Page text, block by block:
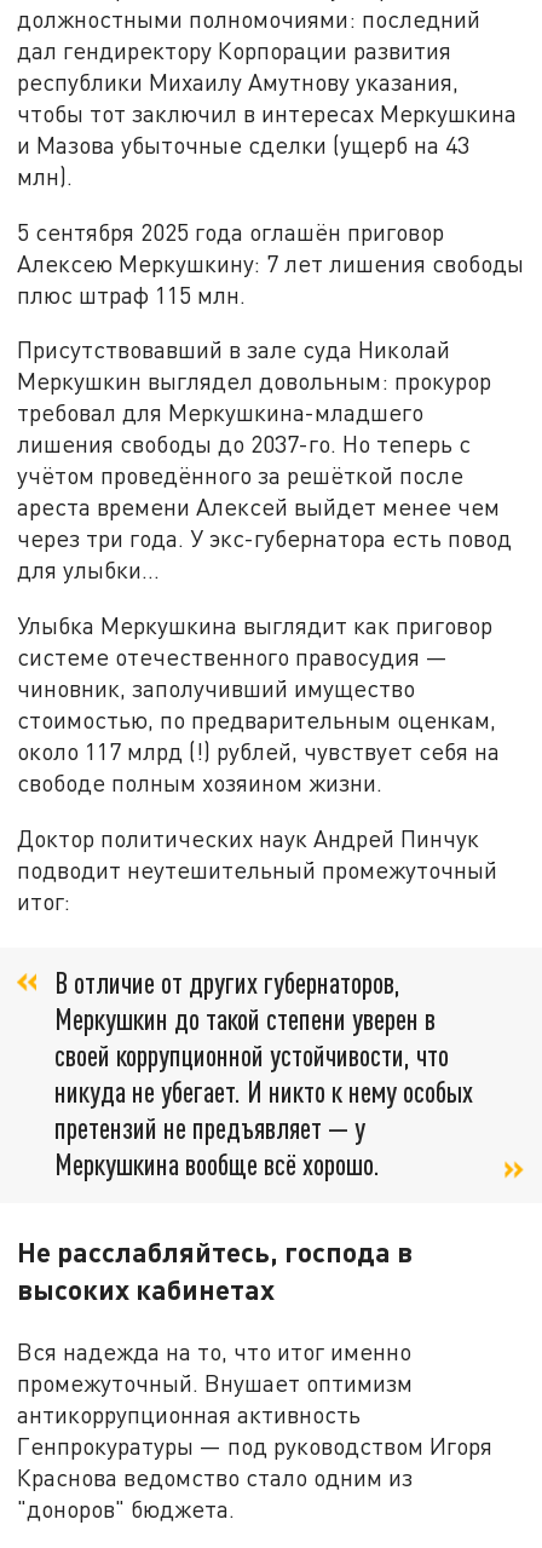
должностными полномочиями: последний
дал гендиректору Корпорации развития
республики Михаилу Амутнову указания,
чтобы тот заключил в интересах Меркушкина
и Мазова убыточные сделки (ущерб на 43
млн).
5 сентября 2025 года оглашён приговор
Алексею Меркушкину: 7 лет лишения свободы
плюс штраф 115 млн.
Присутствовавший в зале суда Николай
Меркушкин выглядел довольным: прокурор
требовал для Меркушкина-младшего
лишения свободы до 2037-го. Но теперь с
учётом проведённого за решёткой после
ареста времени Алексей выйдет менее чем
через три года. У экс-губернатора есть повод
для улыбки…
Улыбка Меркушкина выглядит как приговор
системе отечественного правосудия —
чиновник, заполучивший имущество
стоимостью, по предварительным оценкам,
около 117 млрд (!) рублей, чувствует себя на
свободе полным хозяином жизни.
Доктор политических наук Андрей Пинчук
подводит неутешительный промежуточный
итог:
В отличие от других губернаторов,
Меркушкин до такой степени уверен в
своей коррупционной устойчивости, что
никуда не убегает. И никто к нему особых
претензий не предъявляет — у
Меркушкина вообще всё хорошо.
Не расслабляйтесь, господа в
высоких кабинетах
Вся надежда на то, что итог именно
промежуточный. Внушает оптимизм
антикоррупционная активность
Генпрокуратуры — под руководством Игоря
Краснова ведомство стало одним из
"доноров" бюджета.